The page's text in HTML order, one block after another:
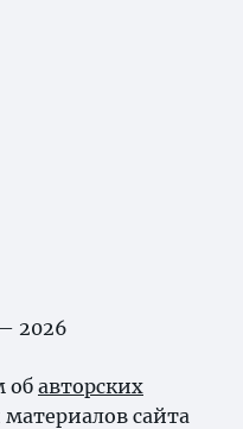
2026
об авторских
сайта